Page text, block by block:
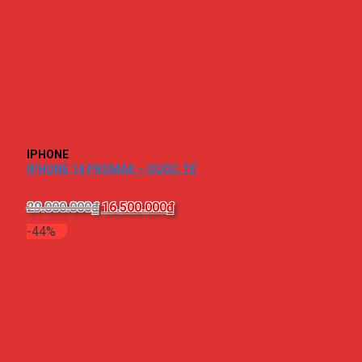
IPHONE
IPHONE 14 PROMAX – QUỐC TẾ
29.000.000₫ 16.500.000₫
-44%